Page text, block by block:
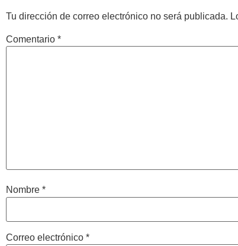
Tu dirección de correo electrónico no será publicada.
Comentario *
Nombre *
Correo electrónico *